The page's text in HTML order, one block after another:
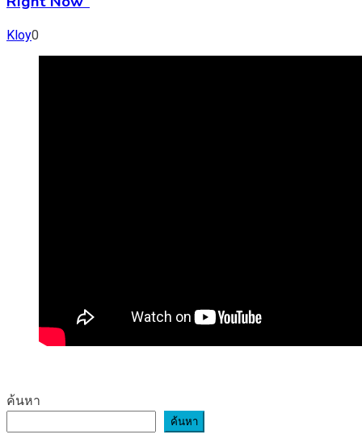
Kloy0
ค้นหา
ค้นหา